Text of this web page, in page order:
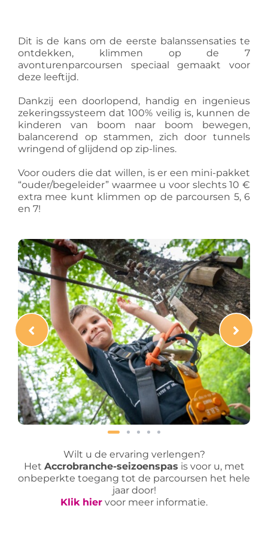
Dit is de kans om de eerste balanssensaties te
ontdekken, klimmen op de 7
avonturenparcoursen speciaal gemaakt voor
deze leeftijd.
Dankzij een doorlopend, handig en ingenieus
zekeringssysteem dat 100% veilig is, kunnen de
kinderen van boom naar boom bewegen,
balancerend op stammen, zich door tunnels
wringend of glijdend op zip-lines.
Voor ouders die dat willen, is er een mini-pakket
“ouder/begeleider” waarmee u voor slechts 10 €
extra mee kunt klimmen op de parcoursen 5, 6
en 7!
Wilt u de ervaring verlengen?
Het Accrobranche-seizoenspas is voor u, met
onbeperkte toegang tot de parcoursen het hele
jaar door!
Klik hier voor meer informatie.